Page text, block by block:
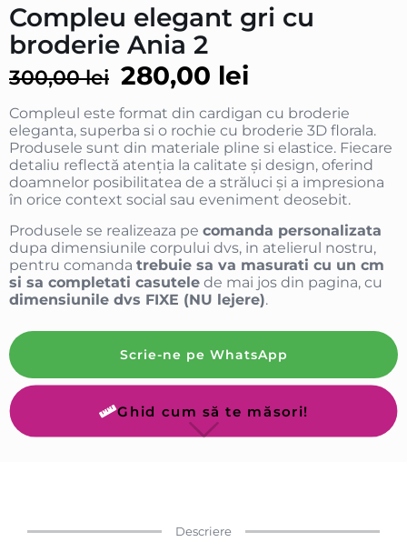
Compleu elegant gri cu
broderie Ania 2
300,00lei 280,00 lei
Compleul este format din cardigan cu broderie
eleganta, superba si o rochie cu broderie 3D florala.
Produsele sunt din materiale pline si elastice. Fiecare
detaliu reflectă atenția la calitate și design, oferind
doamnelor posibilitatea de a străluci și a impresiona
în orice context social sau eveniment deosebit.
Produsele se realizeaza pe comanda personalizata
dupa dimensiunile corpului dvs, in atelierul nostru,
pentru comanda trebuie sa va masurati cu un cm
si sa completati casutele de mai jos din pagina, cu
dimensiunile dvs FIXE (NU lejere).
Scrie-ne pe WhatsApp
Ghid cum să te măsori!
Descriere